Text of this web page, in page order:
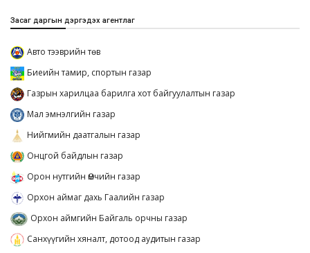
Засаг даргын дэргэдэх агентлаг
Авто тээврийн төв
Биеийн тамир, спортын газар
Газрын харилцаа барилга хот байгуулалтын газар
Мал эмнэлгийн газар
Нийгмийн даатгалын газар
Онцгой байдлын газар
Орон нутгийн Өмчийн газар
Орхон аймаг дахь Гаалийн газар
Орхон аймгийн Байгаль орчны газар
Санхүүгийн хяналт, дотоод аудитын газар